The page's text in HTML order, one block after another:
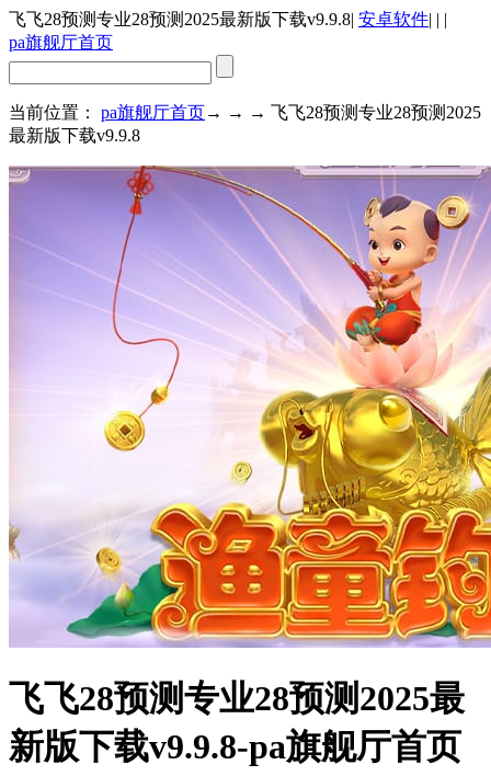
飞飞28预测专业28预测2025最新版下载v9.9.8| 安卓软件| | |
pa旗舰厅首页
当前位置： pa旗舰厅首页→ → → 飞飞28预测专业28预测2025
最新版下载v9.9.8
飞飞28预测专业28预测2025最
新版下载v9.9.8-pa旗舰厅首页